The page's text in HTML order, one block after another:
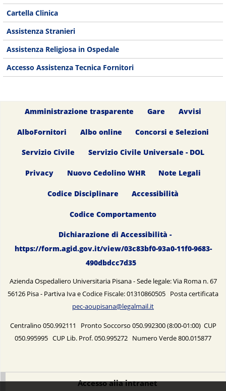
Cartella Clinica
Assistenza Stranieri
Assistenza Religiosa in Ospedale
Accesso Assistenza Tecnica Fornitori
Amministrazione trasparente Gare Avvisi
AlboFornitori Albo online Concorsi e Selezioni
Servizio Civile Servizio Civile Universale - DOL
Privacy Nuovo Cedolino WHR Note Legali
Codice Disciplinare Accessibilità
Codice Comportamento
Dichiarazione di Accessibilità -
https://form.agid.gov.it/view/03c83bf0-93a0-11f0-9683-
490dbdcc7d35
Azienda Ospedaliero Universitaria Pisana - Sede legale: Via Roma n. 67
56126 Pisa - Partiva Iva e Codice Fiscale: 01310860505 Posta certificata
pec-aoupisana@legalmail.it
Centralino 050.992111 Pronto Soccorso 050.992300 (8:00-01:00) CUP
050.995995 CUP Lib. Prof. 050.995272 Numero Verde 800.015877
Accesso alla intranet